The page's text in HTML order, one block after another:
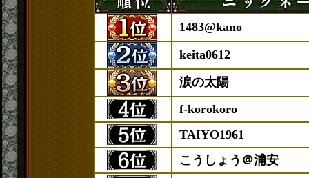
1483@kano
keita0612
涙の太陽
f-korokoro
TAIYO1961
こうしょう＠浦安